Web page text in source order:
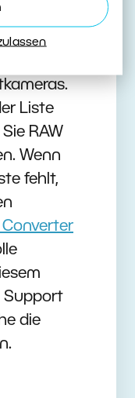
von
Liste
RAW
Wenn
fehlt,
Support
die